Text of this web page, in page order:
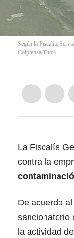
Según la Fiscalía,
Colprensa(Thot)
La Fiscalía
contra la
De acuerdo
sancionatorio
la actividad